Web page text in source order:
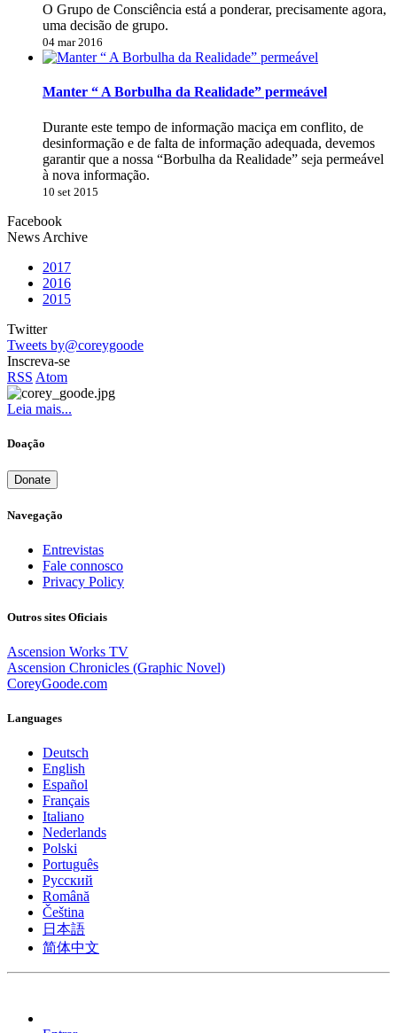
O Grupo de Consciência está a ponderar, precisamente agora,
uma decisão de grupo.
04 mar 2016
Manter “ A Borbulha da Realidade” permeável
Durante este tempo de informação maciça em conflito, de
desinformação e de falta de informação adequada, devemos
garantir que a nossa “Borbulha da Realidade” seja permeável
à nova informação.
10 set 2015
Facebook
News Archive
2017
2016
2015
Twitter
Tweets by@coreygoode
Inscreva-se
RSS Atom
Leia mais...
Doação
Donate
Navegação
Entrevistas
Fale connosco
Privacy Policy
Outros sites Oficiais
Ascension Works TV
Ascension Chronicles (Graphic Novel)
CoreyGoode.com
Languages
Deutsch
English
Español
Français
Italiano
Nederlands
Polski
Português
Pусский
Română
Čeština
日本語
简体中文